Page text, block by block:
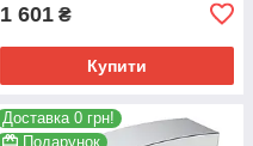
1 601 ₴
Купити
Доставка 0 грн!
Подарунок